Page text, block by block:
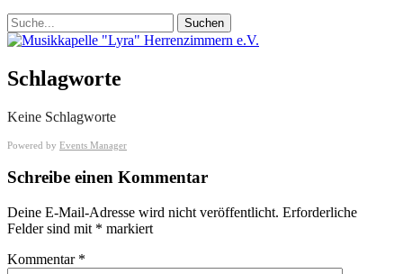
Suchen
Suchen
nach:
Schlagworte
Keine Schlagworte
Powered by Events Manager
Schreibe einen Kommentar
Deine E-Mail-Adresse wird nicht veröffentlicht. Erforderliche
Felder sind mit * markiert
Kommentar *